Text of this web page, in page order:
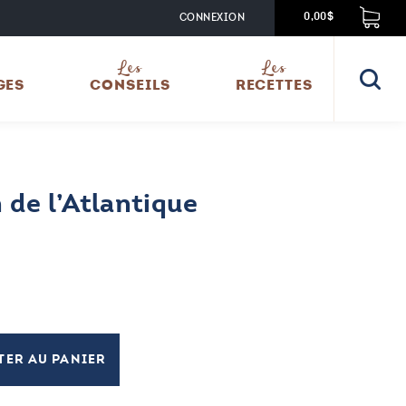
0,00$
CONNEXION
Les
CONSEILS
Les
RECETTES
de l’Atlantique
AU PANIER